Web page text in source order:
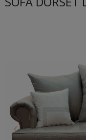
Poprzedni
keyboard_arrow_left